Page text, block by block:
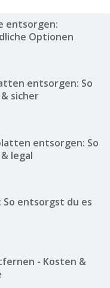
entsorgen:
Optionen
entsorgen: So
sicher
entsorgen: So
legal
So entsorgst du es
- Kosten &